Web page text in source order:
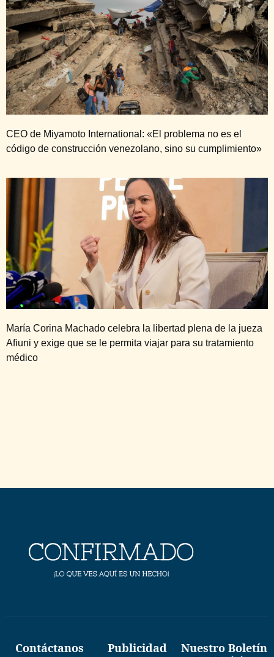
CEO de Miyamoto International: «El problema no es el
código de construcción venezolano, sino su cumplimiento»
María Corina Machado celebra la libertad plena de la jueza
Afiuni y exige que se le permita viajar para su tratamiento
médico
Contáctanos Publicidad
Nuestro Boletín